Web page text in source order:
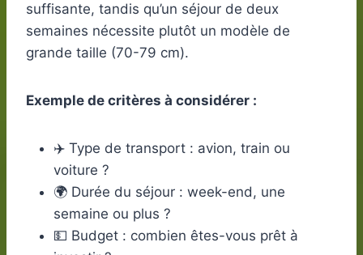
suffisante, tandis qu’un séjour de deux
semaines nécessite plutôt un modèle de
grande taille (70-79 cm).
Exemple de critères à considérer :
✈️ Type de transport : avion, train ou
voiture ?
🌍 Durée du séjour : week-end, une
semaine ou plus ?
💵 Budget : combien êtes-vous prêt à